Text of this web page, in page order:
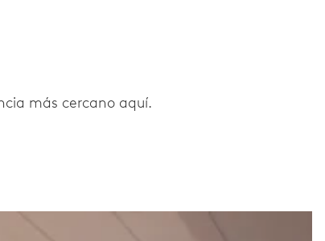
más cercano aquí.